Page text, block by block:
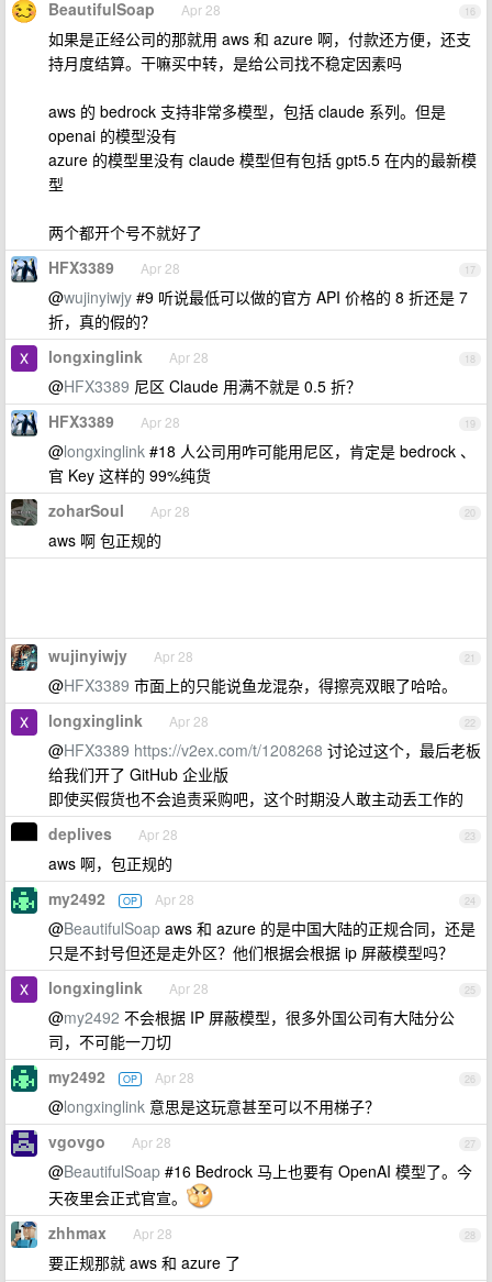
16
BeautifulSoap Apr 28
如果是正经公司的那就用 aws 和 azure 啊，付款还方便，还支
持月度结算。干嘛买中转，是给公司找不稳定因素吗
aws 的 bedrock 支持非常多模型，包括 claude 系列。但是
openai 的模型没有
azure 的模型里没有 claude 模型但有包括 gpt5.5 在内的最新模
型
两个都开个号不就好了
17
HFX3389 Apr 28
@wujinyiwjy #9 听说最低可以做的官方 API 价格的 8 折还是 7
折，真的假的？
18
longxinglink Apr 28
@HFX3389 尼区 Claude 用满不就是 0.5 折？
19
HFX3389 Apr 28
@longxinglink #18 人公司用咋可能用尼区，肯定是 bedrock 、
官 Key 这样的 99%纯货
20
zoharSoul Apr 28
aws 啊 包正规的
21
wujinyiwjy Apr 28
@HFX3389 市面上的只能说鱼龙混杂，得擦亮双眼了哈哈。
22
longxinglink Apr 28
@HFX3389 https://v2ex.com/t/1208268 讨论过这个，最后老板
给我们开了 GitHub 企业版
即使买假货也不会追责采购吧，这个时期没人敢主动丢工作的
23
deplives Apr 28
aws 啊，包正规的
24
my2492 OP Apr 28
@BeautifulSoap aws 和 azure 的是中国大陆的正规合同，还是
只是不封号但还是走外区？他们根据会根据 ip 屏蔽模型吗？
25
longxinglink Apr 28
@my2492 不会根据 IP 屏蔽模型，很多外国公司有大陆分公
司，不可能一刀切
26
my2492 OP Apr 28
@longxinglink 意思是这玩意甚至可以不用梯子？
27
vgovgo Apr 28
@BeautifulSoap #16 Bedrock 马上也要有 OpenAI 模型了。今
天夜里会正式官宣。
28
zhhmax Apr 28
要正规那就 aws 和 azure 了